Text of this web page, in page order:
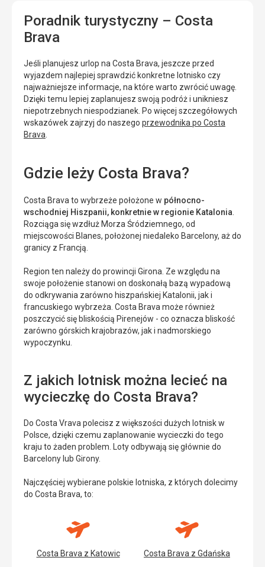
Poradnik turystyczny – Costa
Brava
Jeśli planujesz urlop na Costa Brava, jeszcze przed
wyjazdem najlepiej sprawdzić konkretne lotnisko czy
najważniejsze informacje, na które warto zwrócić uwagę.
Dzięki temu lepiej zaplanujesz swoją podróż i unikniesz
niepotrzebnych niespodzianek. Po więcej szczegółowych
wskazówek zajrzyj do naszego przewodnika po Costa
Brava
Gdzie leży Costa Brava?
Costa Brava to wybrzeże położone w północno-
wschodniej Hiszpanii, konkretnie w regionie Katalonia
Rozciąga się wzdłuż Morza Śródziemnego, od
miejscowości Blanes, położonej niedaleko Barcelony, aż do
granicy z Francją.
Region ten należy do prowincji Girona. Ze względu na
swoje położenie stanowi on doskonałą bazą wypadową
do odkrywania zarówno hiszpańskiej Katalonii, jak i
francuskiego wybrzeża. Costa Brava może również
poszczycić się bliskością Pirenejów - co oznacza bliskość
zarówno górskich krajobrazów, jak i nadmorskiego
wypoczynku.
Z jakich lotnisk można lecieć na
wycieczkę do Costa Brava?
Do Costa Vrava polecisz z większości dużych lotnisk w
Polsce, dzięki czemu zaplanowanie wycieczki do tego
kraju to żaden problem. Loty odbywają się głównie do
Barcelony lub Girony.
Najczęściej wybierane polskie lotniska, z których dolecimy
do Costa Brava, to:
Costa Brava z Katowic Costa Brava z Gdańska